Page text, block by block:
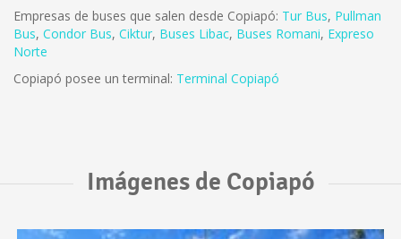
Empresas de buses que salen desde Copiapó: Tur Bus, Pullman
Bus, Condor Bus, Ciktur, Buses Libac, Buses Romani, Expreso
Norte
Copiapó posee un terminal: Terminal Copiapó
Imágenes de Copiapó